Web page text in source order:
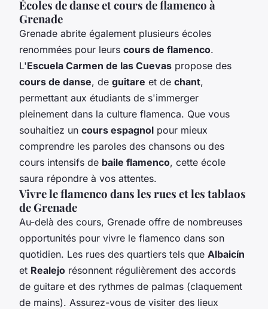
Écoles de danse et cours de flamenco à
Grenade
Grenade abrite également plusieurs écoles
renommées pour leurs cours de flamenco.
L'Escuela Carmen de las Cuevas propose des
cours de danse, de guitare et de chant,
permettant aux étudiants de s'immerger
pleinement dans la culture flamenca. Que vous
souhaitiez un cours espagnol pour mieux
comprendre les paroles des chansons ou des
cours intensifs de baile flamenco, cette école
saura répondre à vos attentes.
Vivre le flamenco dans les rues et les tablaos
de Grenade
Au-delà des cours, Grenade offre de nombreuses
opportunités pour vivre le flamenco dans son
quotidien. Les rues des quartiers tels que Albaicín
et Realejo résonnent régulièrement des accords
de guitare et des rythmes de palmas (claquement
de mains). Assurez-vous de visiter des lieux